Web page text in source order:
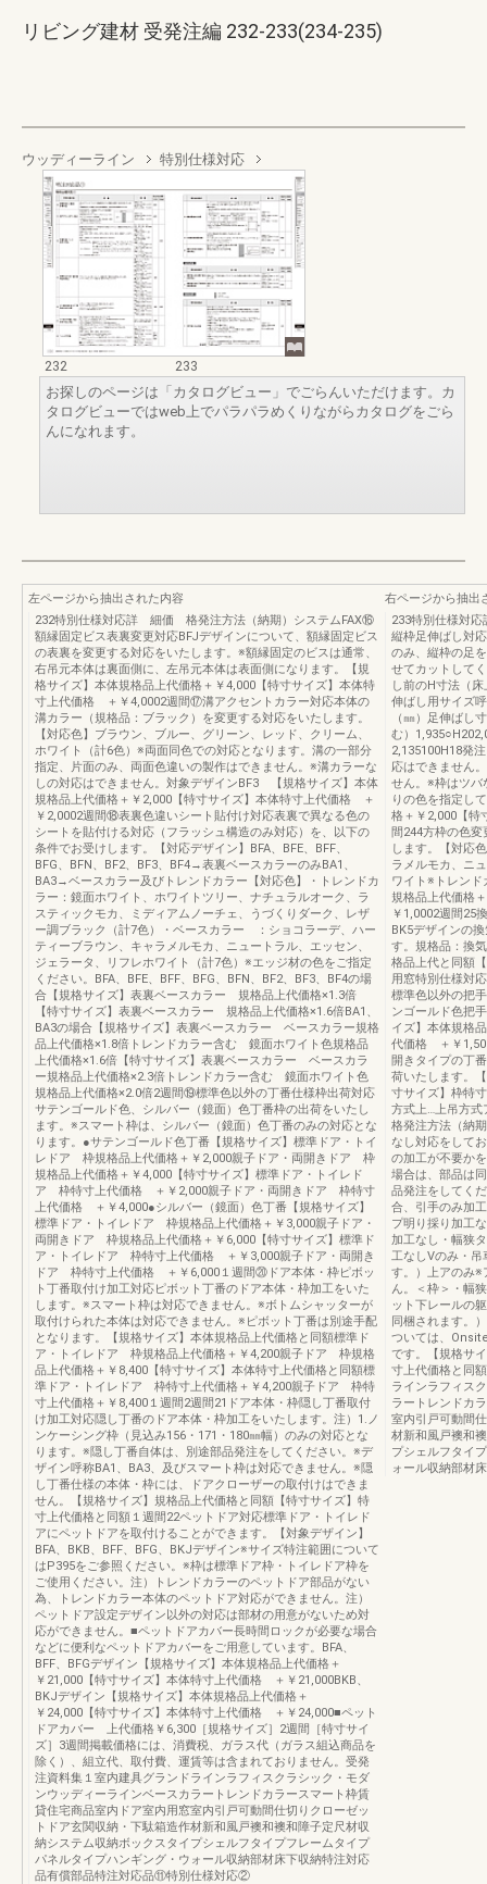
リビング建材 受発注編 232-233(234-235)
ウッディーライン 特別仕様対応
232
233
お探しのページは「カタログビュー」でごらんいただけます。カ
タログビューではweb上でパラパラめくりながらカタログをごら
んになれます。
左ページから抽出された内容
232特別仕様対応詳 細価 格発注方法（納期）システムFAX⑯
額縁固定ビス表裏変更対応BFJデザインについて、額縁固定ビス
の表裏を変更する対応をいたします。※額縁固定のビスは通常、
右吊元本体は裏面側に、左吊元本体は表面側になります。【規
格サイズ】本体規格品上代価格＋￥4,000【特寸サイズ】本体特
寸上代価格 ＋￥4,0002週間⑰溝アクセントカラー対応本体の
溝カラー（規格品：ブラック）を変更する対応をいたします。
【対応色】ブラウン、ブルー、グリーン、レッド、クリーム、
ホワイト（計6色）※両面同色での対応となります。溝の一部分
指定、片面のみ、両面色違いの製作はできません。※溝カラーな
しの対応はできません。対象デザインBF3 【規格サイズ】本体
規格品上代価格＋￥2,000【特寸サイズ】本体特寸上代価格 ＋
￥2,0002週間⑱表裏色違いシート貼付け対応表裏で異なる色の
シートを貼付ける対応（フラッシュ構造のみ対応）を、以下の
条件でお受けします。【対応デザイン】BFA、BFE、BFF、
BFG、BFN、BF2、BF3、BF4→表裏ベースカラーのみBA1、
BA3→ベースカラー及びトレンドカラー【対応色】・トレンドカ
ラー：鏡面ホワイト、ホワイトツリー、ナチュラルオーク、ラ
スティックモカ、ミディアムノーチェ、うづくりダーク、レザ
ー調ブラック（計7色）・ベースカラー ：ショコラーデ、ハー
ティーブラウン、キャラメルモカ、ニュートラル、エッセン、
ジェラータ、リフレホワイト（計7色）※エッジ材の色をご指定
ください。BFA、BFE、BFF、BFG、BFN、BF2、BF3、BF4の場
合【規格サイズ】表裏ベースカラー 規格品上代価格×1.3倍
【特寸サイズ】表裏ベースカラー 規格品上代価格×1.6倍BA1、
BA3の場合【規格サイズ】表裏ベースカラー ベースカラー規格
品上代価格×1.8倍トレンドカラー含む 鏡面ホワイト色規格品
上代価格×1.6倍【特寸サイズ】表裏ベースカラー ベースカラ
ー規格品上代価格×2.3倍トレンドカラー含む 鏡面ホワイト色
規格品上代価格×2.0倍2週間⑲標準色以外の丁番仕様枠出荷対応
サテンゴールド色、シルバー（鏡面）色丁番枠の出荷をいたし
ます。※スマート枠は、シルバー（鏡面）色丁番のみの対応とな
ります。●サテンゴールド色丁番【規格サイズ】標準ドア・トイ
レドア 枠規格品上代価格＋￥2,000親子ドア・両開きドア 枠
規格品上代価格＋￥4,000【特寸サイズ】標準ドア・トイレド
ア 枠特寸上代価格 ＋￥2,000親子ドア・両開きドア 枠特寸
上代価格 ＋￥4,000●シルバー（鏡面）色丁番【規格サイズ】
標準ドア・トイレドア 枠規格品上代価格＋￥3,000親子ドア・
両開きドア 枠規格品上代価格＋￥6,000【特寸サイズ】標準ド
ア・トイレドア 枠特寸上代価格 ＋￥3,000親子ドア・両開き
ドア 枠特寸上代価格 ＋￥6,000１週間⑳ドア本体・枠ピボッ
ト丁番取付け加工対応ピボット丁番のドア本体・枠加工をいた
します。※スマート枠は対応できません。※ボトムシャッターが
取付けられた本体は対応できません。※ピボット丁番は別途手配
となります。【規格サイズ】本体規格品上代価格と同額標準ド
ア・トイレドア 枠規格品上代価格＋￥4,200親子ドア 枠規格
品上代価格＋￥8,400【特寸サイズ】本体特寸上代価格と同額標
準ドア・トイレドア 枠特寸上代価格＋￥4,200親子ドア 枠特
寸上代価格＋￥8,400１週間2週間21ドア本体・枠隠し丁番取付
け加工対応隠し丁番のドア本体・枠加工をいたします。注）1.ノ
ンケーシング枠（見込み156・171・180㎜幅）のみの対応とな
ります。※隠し丁番自体は、別途部品発注をしてください。※デ
ザイン呼称BA1、BA3、及びスマート枠は対応できません。※隠
し丁番仕様の本体・枠には、ドアクローザーの取付けはできま
せん。【規格サイズ】規格品上代価格と同額【特寸サイズ】特
寸上代価格と同額１週間22ペットドア対応標準ドア・トイレド
アにペットドアを取付けることができます。【対象デザイン】
BFA、BKB、BFF、BFG、BKJデザイン※サイズ特注範囲について
はP395をご参照ください。※枠は標準ドア枠・トイレドア枠を
ご使用ください。注）トレンドカラーのペットドア部品がない
為、トレンドカラー本体のペットドア対応ができません。注）
ペットドア設定デザイン以外の対応は部材の用意がないため対
応ができません。■ペットドアカバー長時間ロックが必要な場合
などに便利なペットドアカバーをご用意しています。BFA、
BFF、BFGデザイン【規格サイズ】本体規格品上代価格＋
￥21,000【特寸サイズ】本体特寸上代価格 ＋￥21,000BKB、
BKJデザイン【規格サイズ】本体規格品上代価格＋
￥24,000【特寸サイズ】本体特寸上代価格 ＋￥24,000■ペット
ドアカバー 上代価格￥6,300［規格サイズ］2週間［特寸サイ
ズ］3週間掲載価格には、消費税、ガラス代（ガラス組込商品を
除く）、組立代、取付費、運賃等は含まれておりません。受発
注資料集１室内建具グランドラインラフィスクラシック・モダ
ンウッディーラインベースカラートレンドカラースマート枠賃
貸住宅商品室内ドア室内用窓室内引戸可動間仕切りクローゼッ
トドア玄関収納・下駄箱造作材新和風戸襖和襖和障子定尺材収
納システム収納ボックスタイプシェルフタイプフレームタイプ
パネルタイプハンギング・ウォール収納部材床下収納特注対応
品有償部品特注対応品⑪特別仕様対応②
右ページから抽出
233特別仕様対
縦枠足伸ばし対
のみ、縦枠の足
せてカットして
し前のH寸法（
伸ばし用サイズ
（㎜）足伸ばし
む）
2,135100H18発
応はできません
せん。※枠はツバ
りの色を指定し
格＋￥2,000【
間244方枠の色
します。【対応
ラメルモカ、ニ
ワイト※トレンド
規格品上代価格
￥1,0002週間25
BK5デザインの
す。規格品：換
格品上代と同額
用窓特別仕様対
標準色以外の把
ンゴールド色把
イズ】本体規格
代価格 ＋￥
開きタイプの丁
荷いたします。
寸サイズ】枠特
方式上…上吊方
格発注方法（納
なし対応をして
の加工が不要か
場合は、部品は
品発注をしてく
合、引手のみ加
プ明り採り加工
加工なし・幅狭
工なしVのみ・吊
す。）上アのみ※
ん。＜枠＞・幅
ット下レールの
同梱されます。
ついては、
です。【規格サ
寸上代価格と同
ラインラフィス
ラートレンドカ
室内引戸可動間
材新和風戸襖和
プシェルフタイ
ォール収納部材